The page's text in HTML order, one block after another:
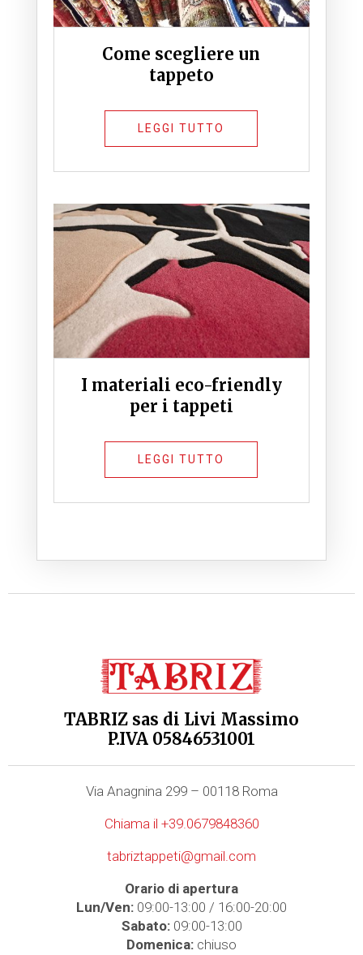
Come scegliere un
tappeto
LEGGI TUTTO
I materiali eco-friendly
per i tappeti
LEGGI TUTTO
TABRIZ sas di Livi Massimo
P.IVA 05846531001
Via Anagnina 299 – 00118 Roma
Chiama il +39.0679848360
tabriztappeti@gmail.com
Orario di apertura
Lun/Ven: 09:00-13:00 / 16:00-20:00
Sabato:09:00-13:00
Domenica: chiuso